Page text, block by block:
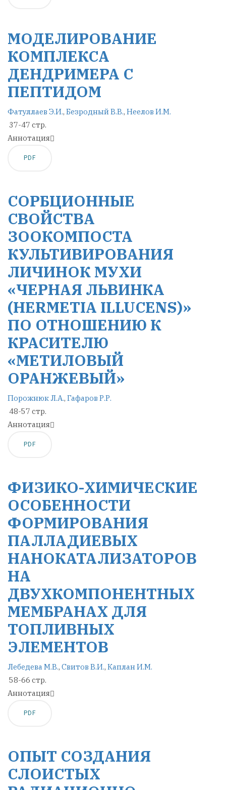
МОДЕЛИРОВАНИЕ
КОМПЛЕКСА
ДЕНДРИМЕРА C
ПЕПТИДОМ
Фатуллаев Э.И., Безродный В.В., Неелов И.М.
37-47 стр.
Аннотация
PDF
СОРБЦИОННЫЕ
СВОЙСТВА
ЗООКОМПОСТА
КУЛЬТИВИРОВАНИЯ
ЛИЧИНОК МУХИ
«ЧЕРНАЯ ЛЬВИНКА
(HERMETIA ILLUCENS)»
ПО ОТНОШЕНИЮ К
КРАСИТЕЛЮ
«МЕТИЛОВЫЙ
ОРАНЖЕВЫЙ»
Порожнюк Л.А., Гафаров Р.Р.
48-57 стр.
Аннотация
PDF
ФИЗИКО-ХИМИЧЕСКИЕ
ОСОБЕННОСТИ
ФОРМИРОВАНИЯ
ПАЛЛАДИЕВЫХ
НАНОКАТАЛИЗАТОРОВ
НА
ДВУХКОМПОНЕНТНЫХ
МЕМБРАНАХ ДЛЯ
ТОПЛИВНЫХ
ЭЛЕМЕНТОВ
Лебедева М.В., Свитов В.И., Каплан И.М.
58-66 стр.
Аннотация
PDF
ОПЫТ СОЗДАНИЯ
СЛОИСТЫХ